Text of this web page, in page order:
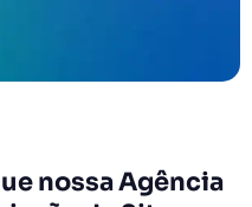
nossa Agência